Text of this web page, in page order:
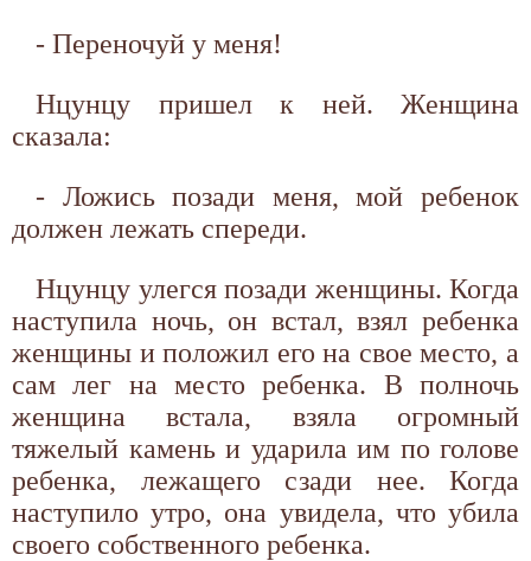
- Переночуй у меня!
Нцунцу пришел к ней. Женщина
сказала:
- Ложись позади меня, мой ребенок
должен лежать спереди.
Нцунцу улегся позади женщины. Когда
наступила ночь, он встал, взял ребенка
женщины и положил его на свое место, а
сам лег на место ребенка. В полночь
женщина встала, взяла огромный
тяжелый камень и ударила им по голове
ребенка, лежащего сзади нее. Когда
наступило утро, она увидела, что убила
своего собственного ребенка.